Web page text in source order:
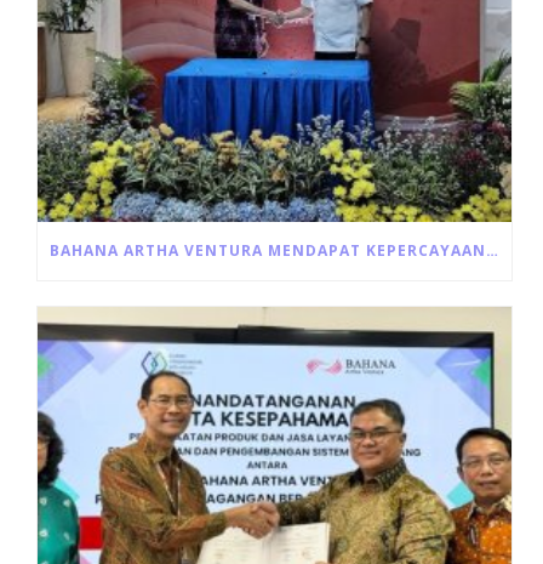
BAHANA ARTHA VENTURA MENDAPAT KEPERCAYAAN UNTUK PENYALURAN LANGSUNG PROGRAM ULTRA MIKRO DARI PEMERINTAH